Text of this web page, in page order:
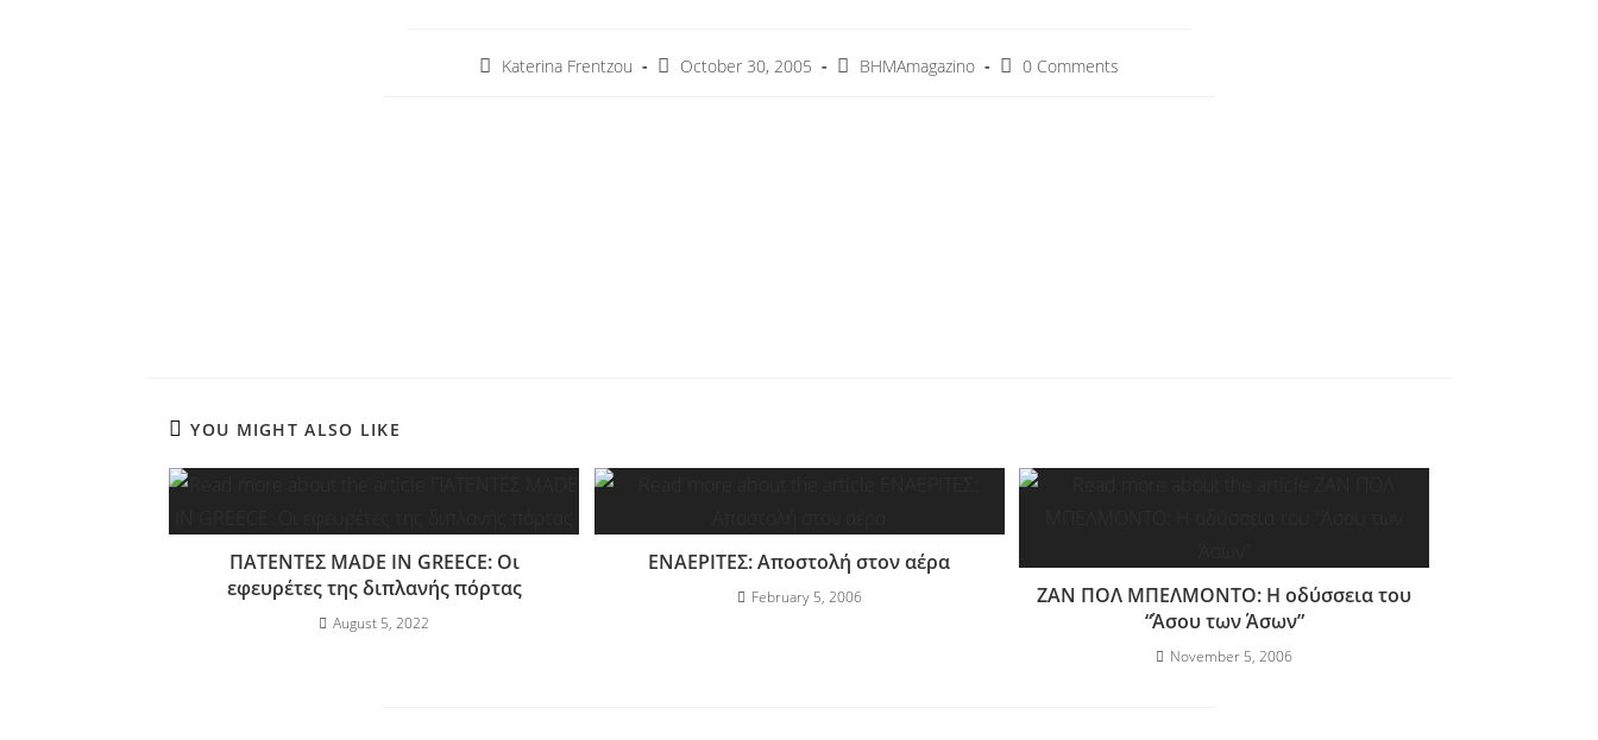
Katerina Frentzou October 30, 2005 ΒΗΜΑmagazino 0 Comments
YOU MIGHT ALSO LIKE
ΠΑΤΕΝΤΕΣ MADE IN GREECE: Οι
εφευρέτες της διπλανής πόρτας
August 5, 2022
ΕΝΑΕΡΙΤΕΣ: Αποστολή στον αέρα
February 5, 2006
ΖΑΝ ΠΟΛ ΜΠΕΛΜΟΝΤΟ: Η οδύσσεια του
“Άσου των Άσων”
November 5, 2006